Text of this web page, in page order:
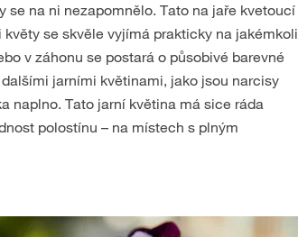
se na ni nezapomnělo. Tato na jaře kvetoucí
se skvěle vyjímá prakticky na jakémkoli
v záhonu se postará o působivé barevné
jarními květinami, jako jsou narcisy
naplno. Tato jarní květina má sice ráda
polostínu – na místech s plným